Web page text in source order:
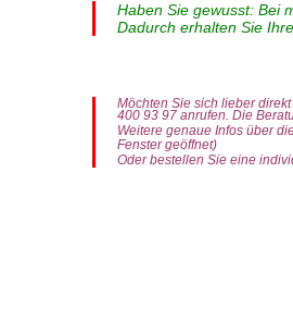
Haben Sie gewusst: Bei
Dadurch erhalten Sie
Möchten Sie sich lieber
400 93 97 anrufen. Die
Weitere genaue Infos über
Fenster geöffnet)
Oder bestellen Sie eine